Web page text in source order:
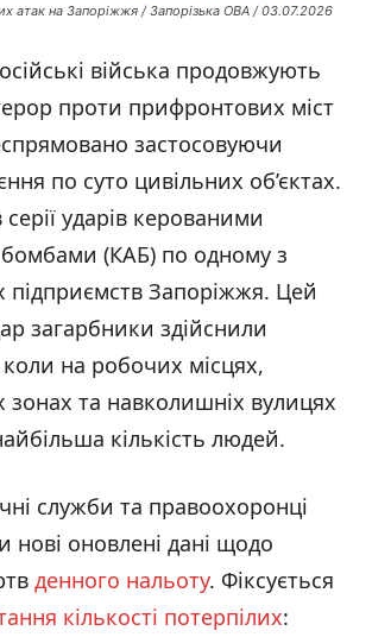
атак на Запоріжжя / Запорізька ОВА / 03.07.2026
війська продовжують
проти прифронтових міст
застосовуючи
по суто цивільних об’єктах.
ударів керованими
(КАБ) по одному з
підприємств Запоріжжя. Цей
загарбники здійснили
на робочих місцях,
та навколишніх вулицях
кількість людей.
служби та правоохоронці
оновлені дані щодо
денного нальоту. Фіксується
кількості потерпілих: